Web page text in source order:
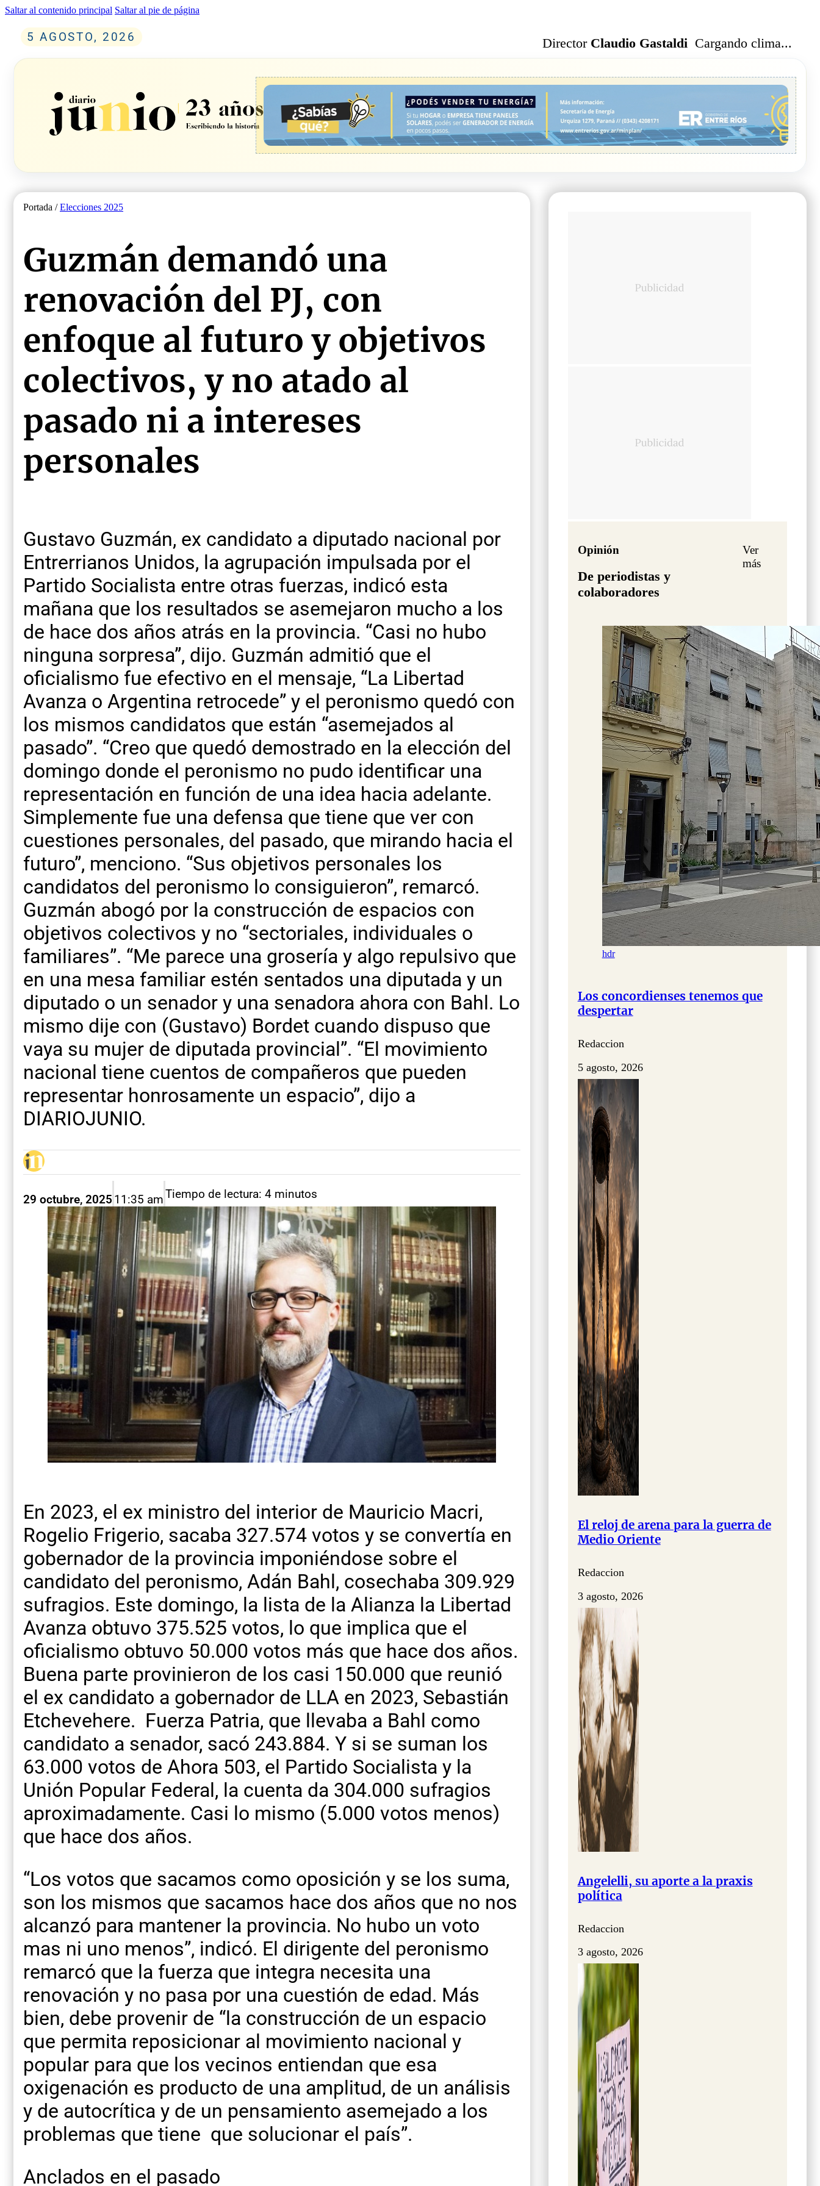
Saltar al contenido principal Saltar al pie de página
5 AGOSTO, 2026 Director Claudio Gastaldi Cargando clima...
Portada /Elecciones 2025
Guzmán demandó una
renovación del PJ, con
enfoque al futuro y objetivos
colectivos, y no atado al
pasado ni a intereses
personales
Gustavo Guzmán, ex candidato a diputado nacional por
Entrerrianos Unidos, la agrupación impulsada por el
Partido Socialista entre otras fuerzas, indicó esta
mañana que los resultados se asemejaron mucho a los
de hace dos años atrás en la provincia. “Casi no hubo
ninguna sorpresa”, dijo. Guzmán admitió que el
oficialismo fue efectivo en el mensaje, “La Libertad
Avanza o Argentina retrocede” y el peronismo quedó con
los mismos candidatos que están “asemejados al
pasado”. “Creo que quedó demostrado en la elección del
domingo donde el peronismo no pudo identificar una
representación en función de una idea hacia adelante.
Simplemente fue una defensa que tiene que ver con
cuestiones personales, del pasado, que mirando hacia el
futuro”, menciono. “Sus objetivos personales los
candidatos del peronismo lo consiguieron”, remarcó.
Guzmán abogó por la construcción de espacios con
objetivos colectivos y no “sectoriales, individuales o
familiares”. “Me parece una grosería y algo repulsivo que
en una mesa familiar estén sentados una diputada y un
diputado o un senador y una senadora ahora con Bahl. Lo
mismo dije con (Gustavo) Bordet cuando dispuso que
vaya su mujer de diputada provincial”. “El movimiento
nacional tiene cuentos de compañeros que pueden
representar honrosamente un espacio”, dijo a
DIARIOJUNIO.
29 octubre, 2025 11:35 amTiempo de lectura: 4 minutos
En 2023, el ex ministro del interior de Mauricio Macri,
Rogelio Frigerio, sacaba 327.574 votos y se convertía en
gobernador de la provincia imponiéndose sobre el
candidato del peronismo, Adán Bahl, cosechaba 309.929
sufragios. Este domingo, la lista de la Alianza la Libertad
Avanza obtuvo 375.525 votos, lo que implica que el
oficialismo obtuvo 50.000 votos más que hace dos años.
Buena parte provinieron de los casi 150.000 que reunió
el ex candidato a gobernador de LLA en 2023, Sebastián
Etchevehere. Fuerza Patria, que llevaba a Bahl como
candidato a senador, sacó 243.884. Y si se suman los
63.000 votos de Ahora 503, el Partido Socialista y la
Unión Popular Federal, la cuenta da 304.000 sufragios
aproximadamente. Casi lo mismo (5.000 votos menos)
que hace dos años.
“Los votos que sacamos como oposición y se los suma,
son los mismos que sacamos hace dos años que no nos
alcanzó para mantener la provincia. No hubo un voto
mas ni uno menos”, indicó. El dirigente del peronismo
remarcó que la fuerza que integra necesita una
renovación y no pasa por una cuestión de edad. Más
bien, debe provenir de “la construcción de un espacio
que permita reposicionar al movimiento nacional y
popular para que los vecinos entiendan que esa
oxigenación es producto de una amplitud, de un análisis
y de autocrítica y de un pensamiento asemejado a los
problemas que tiene que solucionar el país”.
Anclados en el pasado
Opinión
De periodistas y
colaboradores
Ver
más
hdr
Los concordienses tenemos que
despertar
Redaccion
5 agosto, 2026
El reloj de arena para la guerra de
Medio Oriente
Redaccion
3 agosto, 2026
Angelelli, su aporte a la praxis
política
Redaccion
3 agosto, 2026